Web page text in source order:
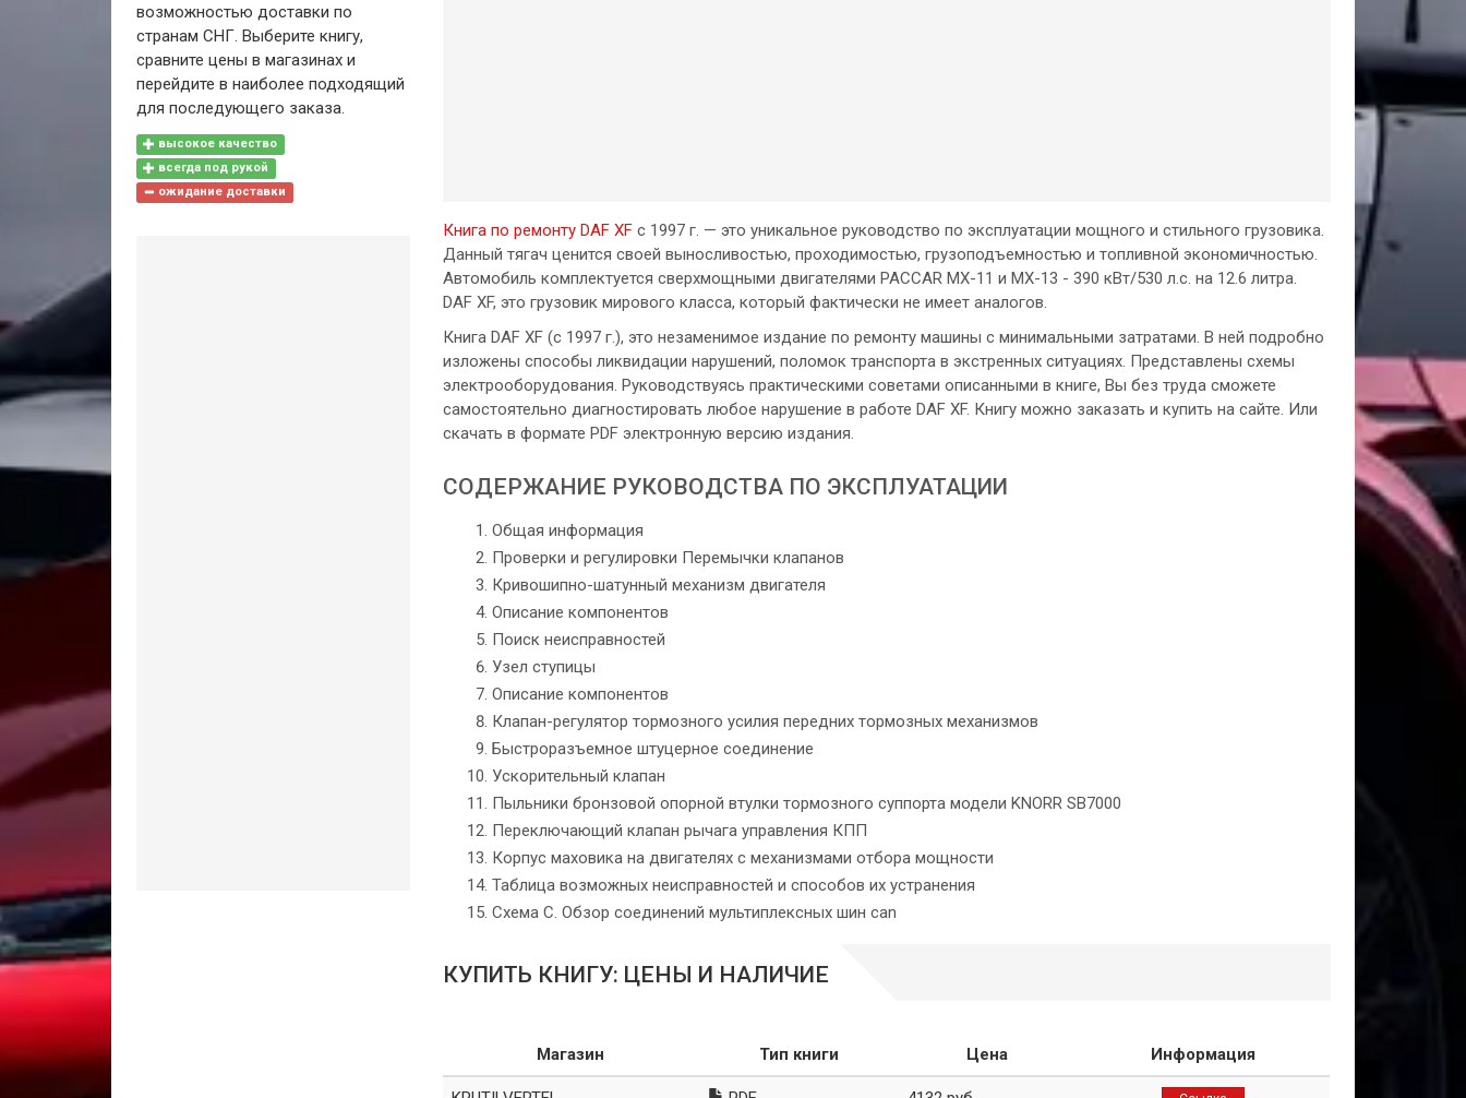
Книга по ремонту DAF XFс 1997 г. — это уникальное руководство по эксплуатации мощного и стильного грузовика.
Данный тягач ценится своей выносливостью, проходимостью, грузоподъемностью и топливной экономичностью.
Автомобиль комплектуется сверхмощными двигателями PACCAR MX-11 и MX-13 - 390 кВт/530 л.с. на 12.6 литра.
DAF XF, это грузовик мирового класса, который фактически не имеет аналогов.
Книга DAF XF (с 1997 г.), это незаменимое издание по ремонту машины с минимальными затратами. В ней подробно
изложены способы ликвидации нарушений, поломок транспорта в экстренных ситуациях. Представлены схемы
электрооборудования. Руководствуясь практическими советами описанными в книге, Вы без труда сможете
самостоятельно диагностировать любое нарушение в работе DAF XF. Книгу можно заказать и купить на сайте. Или
скачать в формате PDF электронную версию издания.
СОДЕРЖАНИЕ РУКОВОДСТВА ПО ЭКСПЛУАТАЦИИ
Общая информация
Проверки и регулировки Перемычки клапанов
Кривошипно-шатунный механизм двигателя
Описание компонентов
Поиск неисправностей
Узел ступицы
Описание компонентов
Клапан-регулятор тормозного усилия передних тормозных механизмов
Быстроразъемное штуцерное соединение
Ускорительный клапан
Пыльники бронзовой опорной втулки тормозного суппорта модели KNORR SB7000
Переключающий клапан рычага управления КПП
Корпус маховика на двигателях с механизмами отбора мощности
Таблица возможных неисправностей и способов их устранения
Схема С. Обзор соединений мультиплексных шин can
КУПИТЬ КНИГУ: ЦЕНЫ И НАЛИЧИЕ
Магазин Тип книги Цена Информация
возможностью доставки по
странам СНГ. Выберите книгу,
сравните цены в магазинах и
перейдите в наиболее подходящий
для последующего заказа.
высокое качество
всегда под рукой
ожидание доставки